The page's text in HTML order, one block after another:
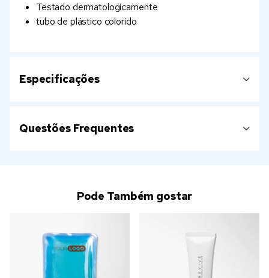
Testado dermatologicamente
tubo de plástico colorido
Especificações
Questões Frequentes
Pode Também gostar